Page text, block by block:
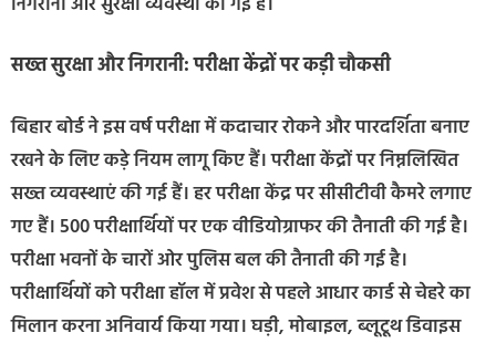
सख्त सुरक्षा और निगरानी: परीक्षा केंद्रों पर कड़ी चौकसी
बिहार बोर्ड ने इस वर्ष परीक्षा में कदाचार रोकने और पारदर्शिता बनाए
रखने के लिए कड़े नियम लागू किए हैं। परीक्षा केंद्रों पर निम्नलिखित
सख्त व्यवस्थाएं की गई हैं। हर परीक्षा केंद्र पर सीसीटीवी कैमरे लगाए
गए हैं। 500 परीक्षार्थियों पर एक वीडियोग्राफर की तैनाती की गई है।
परीक्षा भवनों के चारों ओर पुलिस बल की तैनाती की गई है।
परीक्षार्थियों को परीक्षा हॉल में प्रवेश से पहले आधार कार्ड से चेहरे का
मिलान करना अनिवार्य किया गया। घड़ी, मोबाइल, ब्लूटूथ डिवाइस